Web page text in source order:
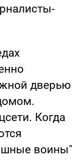
дверью
Когда
воины"